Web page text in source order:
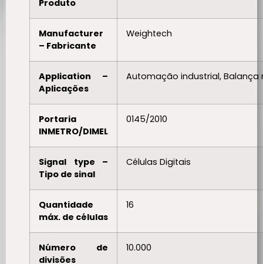
Produto
Manufacturer
– Fabricante
Weightech
Application –
Aplicações
Automação industrial, Balança
Portaria
INMETRO/DIMEL
0145/2010
Signal type –
Tipo de sinal
Células Digitais
Quantidade
máx. de células
16
Número de
divisões
10.000